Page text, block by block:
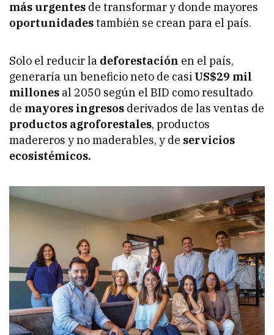
más urgentes de transformar y donde mayores
oportunidadestambién se crean para el país.
Solo el reducir la deforestación en el país,
generaría un beneficio neto de casi US$29 mil
millones al 2050 según el BID como resultado
de mayores ingresos derivados de las ventas de
productos agroforestales, productos
madereros y no maderables, y de servicios
ecosistémicos.